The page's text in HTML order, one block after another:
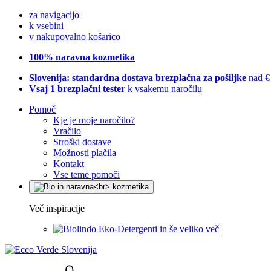
za navigacijo
k vsebini
v nakupovalno košarico
100% naravna kozmetika
Slovenija: standardna dostava brezplačna za pošiljke nad
Vsaj 1 brezplačni tester k vsakemu naročilu
Pomoč
Kje je moje naročilo?
Vračilo
Stroški dostave
Možnosti plačila
Kontakt
Vse teme pomoči
Več inspiracije
Eko-Detergenti in še veliko več